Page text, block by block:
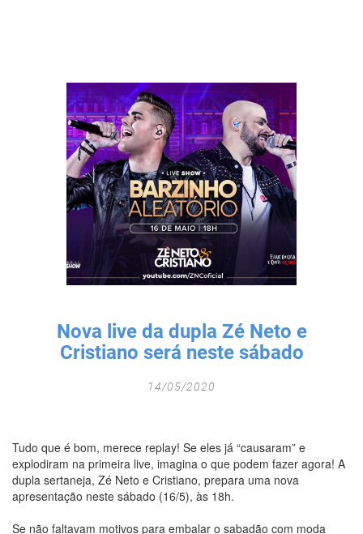
TODOS OS CAMPOS SÃO OBRIGATÓRIOS.
Nova live da dupla Zé Neto e
Cristiano será neste sábado
14/05/2020
Tudo que é bom, merece replay! Se eles já “causaram” e
explodiram na primeira live, imagina o que podem fazer agora! A
dupla sertaneja, Zé Neto e Cristiano, prepara uma nova
apresentação neste sábado (16/5), às 18h.
Se não faltavam motivos para embalar o sabadão com moda